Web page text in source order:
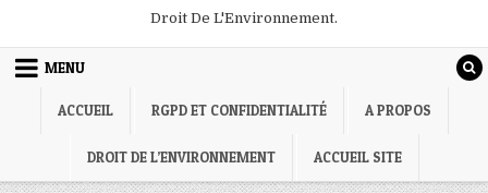
Droit De L'Environnement.
MENU
ACCUEIL RGPD ET CONFIDENTIALITÉ A PROPOS
DROIT DE L’ENVIRONNEMENT ACCUEIL SITE